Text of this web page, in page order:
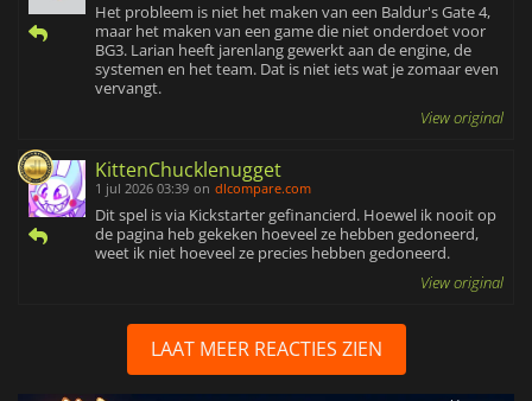
Het probleem is niet het maken van een Baldur's Gate 4,
maar het maken van een game die niet onderdoet voor
BG3. Larian heeft jarenlang gewerkt aan de engine, de
systemen en het team. Dat is niet iets wat je zomaar even
vervangt.
View original
KittenChucklenugget
1 jul 2026 03:39 on dlcompare.com
Dit spel is via Kickstarter gefinancierd. Hoewel ik nooit op
de pagina heb gekeken hoeveel ze hebben gedoneerd,
weet ik niet hoeveel ze precies hebben gedoneerd.
View original
LAAT MEER REACTIES ZIEN